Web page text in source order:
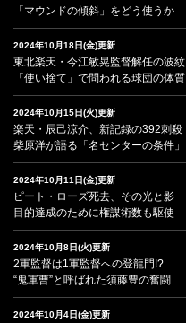
「マウンドの傾斜」をどう使うか
2024年10月18日(金)更新
東北楽天・今江敏晃監督解任の波紋
「使い捨て」で問われる球団の体質
2024年10月15日(火)更新
楽天・辰己涼介、新記録の392刺殺
柴原洋が語る「名センターの条件」
2024年10月11日(金)更新
ピート・ローズ死去、その光と影
目的達成のために権謀術数も駆使
2024年10月8日(火)更新
2軍監督は1軍監督への登龍門!?
“鬼軍曹”と呼ばれた須藤豊の奮闘
2024年10月4日(金)更新